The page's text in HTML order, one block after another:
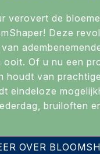
verovert de
Deze
ooit. Of u nu een
houdt van
eindeloze
bruiloften
OVER